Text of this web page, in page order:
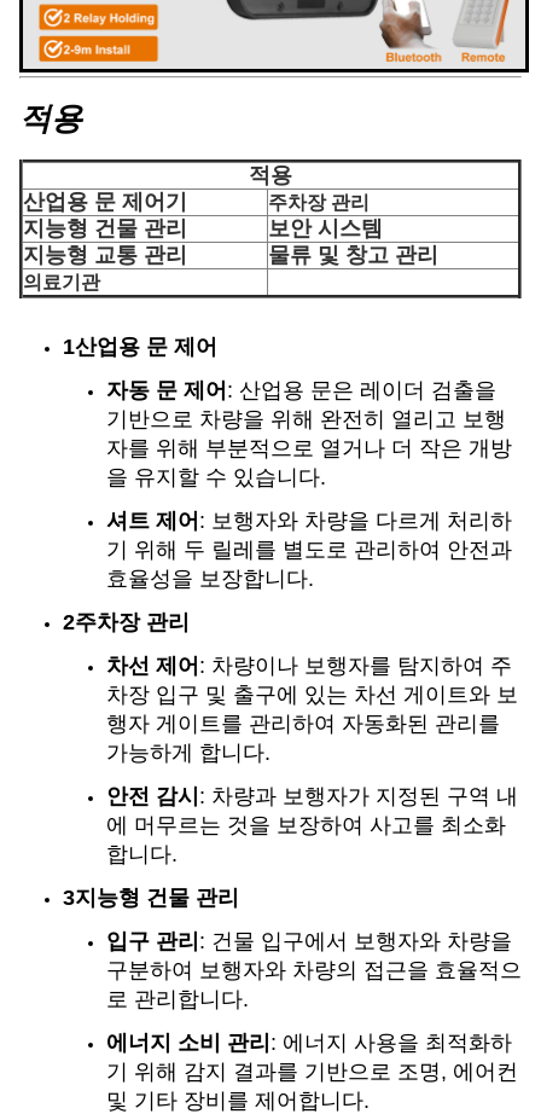
적용
적용
산업용 문 제어기
주차장 관리
지능형 건물 관리
보안 시스템
지능형 교통 관리
물류 및 창고 관리
의료기관
1산업용 문 제어
자동 문 제어 : 산업용 문은 레이더 검출을
기반으로 차량을 위해 완전히 열리고 보행
자를 위해 부분적으로 열거나 더 작은 개방
을 유지할 수 있습니다.
셔트 제어 : 보행자와 차량을 다르게 처리하
기 위해 두 릴레를 별도로 관리하여 안전과
효율성을 보장합니다.
2주차장 관리
차선 제어 : 차량이나 보행자를 탐지하여 주
차장 입구 및 출구에 있는 차선 게이트와 보
행자 게이트를 관리하여 자동화된 관리를
가능하게 합니다.
안전 감시 : 차량과 보행자가 지정된 구역 내
에 머무르는 것을 보장하여 사고를 최소화
합니다.
3지능형 건물 관리
입구 관리 : 건물 입구에서 보행자와 차량을
구분하여 보행자와 차량의 접근을 효율적으
로 관리합니다.
에너지 소비 관리 : 에너지 사용을 최적화하
기 위해 감지 결과를 기반으로 조명, 에어컨
및 기타 장비를 제어합니다.